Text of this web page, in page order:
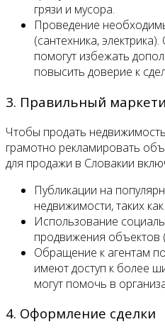
грязи и мусора.
Проведение
(сантехника,
помогут избежать
повысить доверие к
3. Правильный
Чтобы продать
грамотно рекламировать
для продажи в Словакии
Публикации на
недвижимости, таких
Использование
продвижения объектов
Обращение к агентам
имеют доступ к более
могут помочь в
4. Оформление сделки